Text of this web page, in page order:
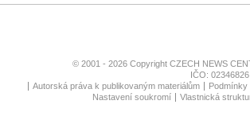
© 2001 - 2026 Copyright CZECH NEWS
IČO:
Autorská práva k publikovaným materiálům
Nastavení soukromí
Vlastnická